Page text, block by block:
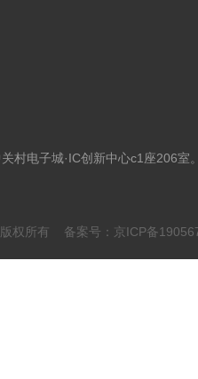
村电子城·IC创新中心c1座206室
版权所有 备案号：京ICP备